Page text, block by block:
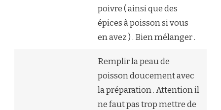
poivre ( ainsi que des
épices à poisson si vous
en avez ) . Bien mélanger .
Remplir la peau de
poisson doucement avec
la préparation . Attention il
ne faut pas trop mettre de